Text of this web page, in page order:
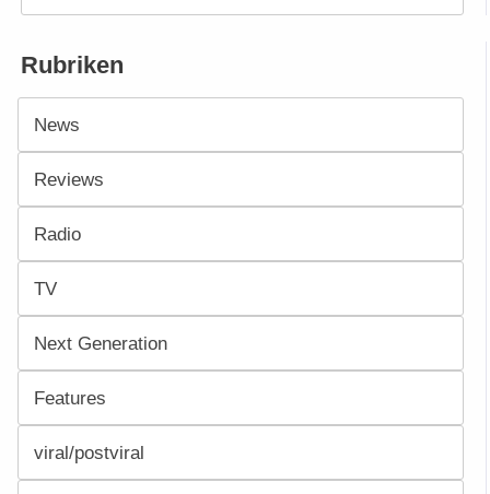
Rubriken
News
Reviews
Radio
TV
Next Generation
Features
viral/postviral